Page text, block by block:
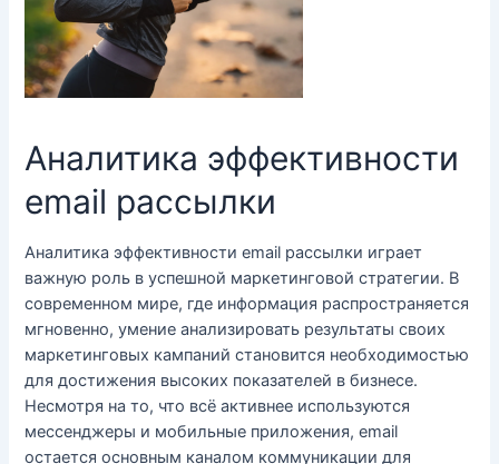
Аналитика эффективности
email рассылки
Аналитика эффективности email рассылки играет
важную роль в успешной маркетинговой стратегии. В
современном мире, где информация распространяется
мгновенно, умение анализировать результаты своих
маркетинговых кампаний становится необходимостью
для достижения высоких показателей в бизнесе.
Несмотря на то, что всё активнее используются
мессенджеры и мобильные приложения, email
остается основным каналом коммуникации для